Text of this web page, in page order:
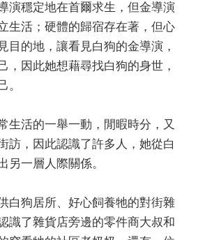
演穩定地在首爾求生，但金導演
生活；硬體的歸宿存在著，但心
目的地，讓看見白狗的金導演，
，因此她想藉尋找白狗的身世，
。
生活的一舉一動，閒暇時分，又
訪，因此認識了許多人，她從白
另一層人際關係。
白狗居所、好心飼養牠的對街雜
識了雜貨店旁邊的零件商大叔和